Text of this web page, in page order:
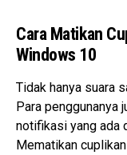
Cara Matikan
Windows 10
Tidak hanya suara
Para penggunanya
notifikasi yang ada
Mematikan